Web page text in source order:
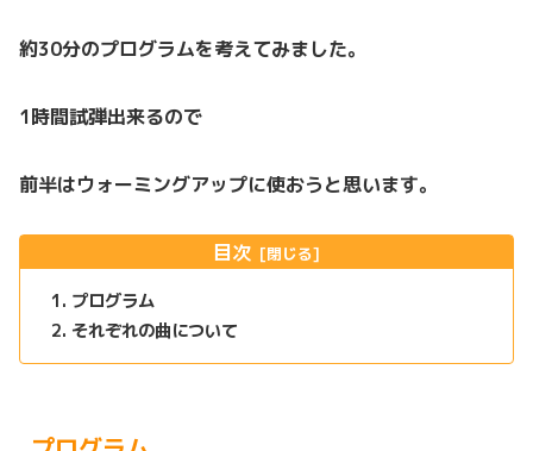
約30分のプログラムを考えてみました。
1時間試弾出来るので
前半はウォーミングアップに使おうと思います。
目次
プログラム
それぞれの曲について